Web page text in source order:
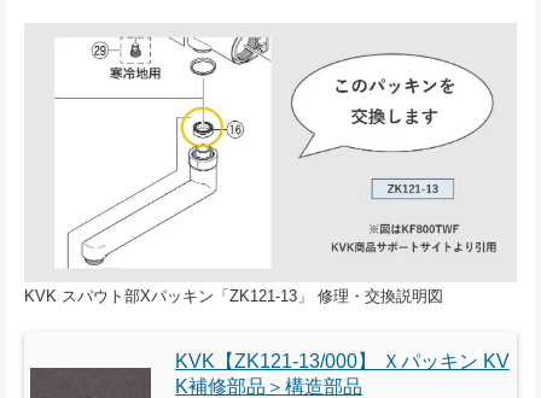
KVK スパウト部Xパッキン「ZK121-13」 修理・交換説明図
KVK【ZK121-13/000】 Ｘパッキン KV
K補修部品＞構造部品